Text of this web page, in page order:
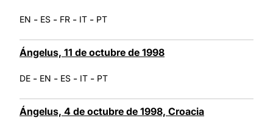
EN - ES - FR - IT - PT
Ángelus, 11 de octubre de 1998
DE - EN - ES - IT - PT
Ángelus, 4 de octubre de 1998, Croacia